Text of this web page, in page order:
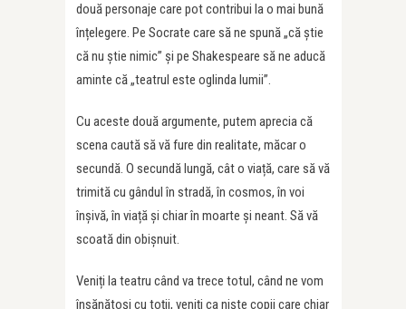
două personaje care pot contribui la o mai bună
înțelegere. Pe Socrate care să ne spună „că știe
că nu știe nimic” și pe Shakespeare să ne aducă
aminte că „teatrul este oglinda lumii”.
Cu aceste două argumente, putem aprecia că
scena caută să vă fure din realitate, măcar o
secundă. O secundă lungă, cât o viață, care să vă
trimită cu gândul în stradă, în cosmos, în voi
înșivă, în viață și chiar în moarte și neant. Să vă
scoată din obișnuit.
Veniți la teatru când va trece totul, când ne vom
însănătoși cu toții, veniți ca niște copii care chiar